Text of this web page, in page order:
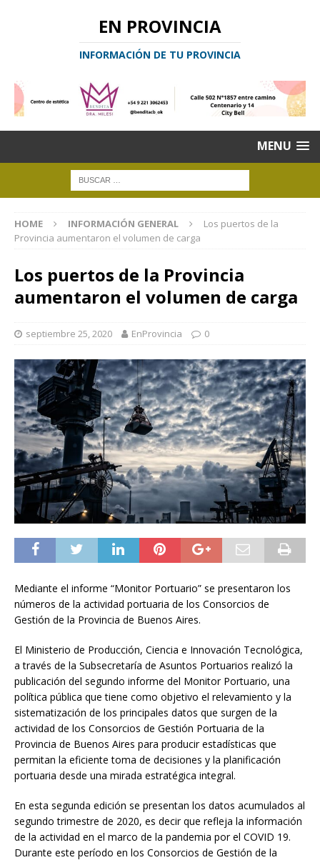
EN PROVINCIA
INFORMACIÓN DE TU PROVINCIA
MENU
HOME INFORMACIÓN GENERAL
Los puertos de la
Provincia aumentaron el volumen de carga
Los puertos de la Provincia
aumentaron el volumen de carga
septiembre 25, 2020 EnProvincia 0
Mediante el informe “Monitor Portuario” se presentaron los
números de la actividad portuaria de los Consorcios de
Gestión de la Provincia de Buenos Aires.
El Ministerio de Producción, Ciencia e Innovación Tecnológica,
a través de la Subsecretaría de Asuntos Portuarios realizó la
publicación del segundo informe del Monitor Portuario, una
política pública que tiene como objetivo el relevamiento y la
sistematización de los principales datos que surgen de la
actividad de los Consorcios de Gestión Portuaria de la
Provincia de Buenos Aires para producir estadísticas que
permitan la eficiente toma de decisiones y la planificación
portuaria desde una mirada estratégica integral.
En esta segunda edición se presentan los datos acumulados al
segundo trimestre de 2020, es decir que refleja la información
de la actividad en el marco de la pandemia por el COVID 19.
Durante este período en los Consorcios de Gestión de la